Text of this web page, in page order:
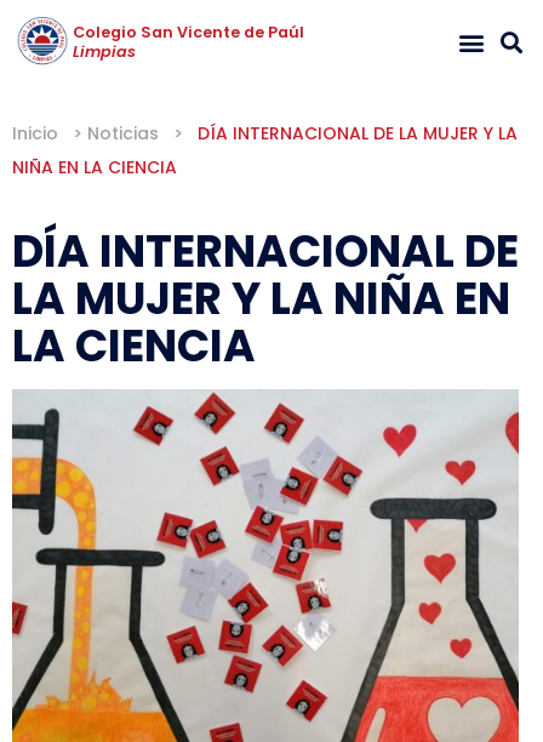
Colegio San Vicente de Paúl
Limpias
Inicio > Noticias >
DÍA INTERNACIONAL DE LA MUJER Y LA
NIÑA EN LA CIENCIA
DÍA INTERNACIONAL DE
LA MUJER Y LA NIÑA EN
LA CIENCIA